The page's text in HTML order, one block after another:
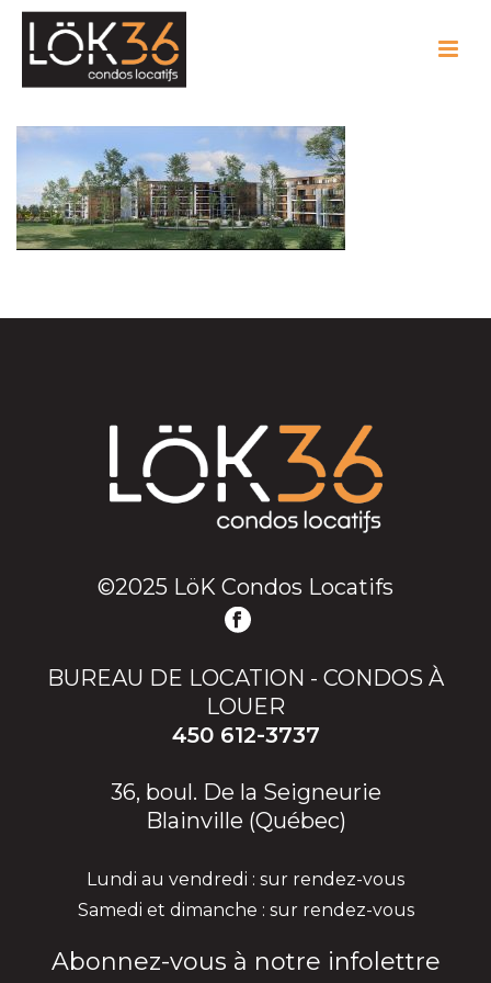
©2025 LöK Condos Locatifs
BUREAU DE LOCATION - CONDOS À
LOUER
450 612-3737
36, boul. De la Seigneurie
Blainville (Québec)
Lundi au vendredi : sur rendez-vous
Samedi et dimanche : sur rendez-vous
Abonnez-vous à notre infolettre